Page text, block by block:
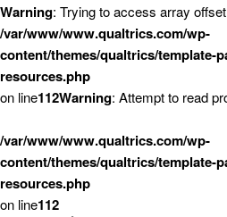
Warning: Trying to access array
/var/www/www.qualtrics.com/wp-
content/themes/qualtrics/template-
resources.php
on line112Warning: Attempt to read
/var/www/www.qualtrics.com/wp-
content/themes/qualtrics/template-
resources.php
on line112